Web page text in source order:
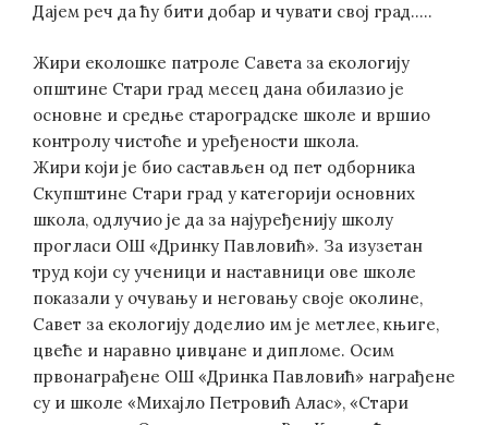
Дајем реч да ћу бити добар и чувати свој град…..
Жири еколошке патроле Саветa за екологију
општине Стари град месец дана обилазио је
основне и средње староградске школе и вршио
контролу чистоће и уређености школа.
Жири који је био састављен од пет одборника
Скупштине Стари град у категорији основних
школа, одлучио је да за најуређенију школу
прогласи ОШ «Дринку Павловић». За изузетан
труд који су ученици и наставници ове школе
показали у очувању и неговању своје околине,
Савет за екологију доделио им је метлеe, књиге,
цвеће и наравно џивџанe и дипломе. Осим
првонаграђене ОШ «Дринка Павловић» награђене
су и школе «Михајло Петровић Алас», «Стари